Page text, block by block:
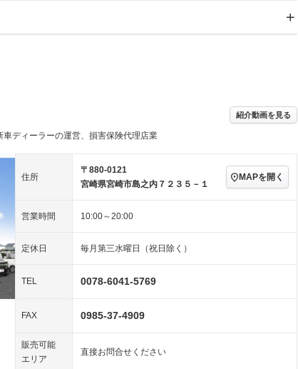
センターデフロック
装備略号／用語解説
キーレス
ライト) － ポータブルナビ
スマートキー ローダウン
3列シート ベンチシート
シート オットマン
ー 後席モニター
ン
ション
紹介動画を見る
ディーラーの運営、損害保険代理店業
住所
〒880-0121
宮崎県宮崎市島之内７２３５－１
MAPを開く
営業時間 10:00～20:00
定休日 毎月第三水曜日（祝日除く）
TEL 0078-6041-5769
FAX 0985-37-4909
販売可能
エリア
直接お問合せください